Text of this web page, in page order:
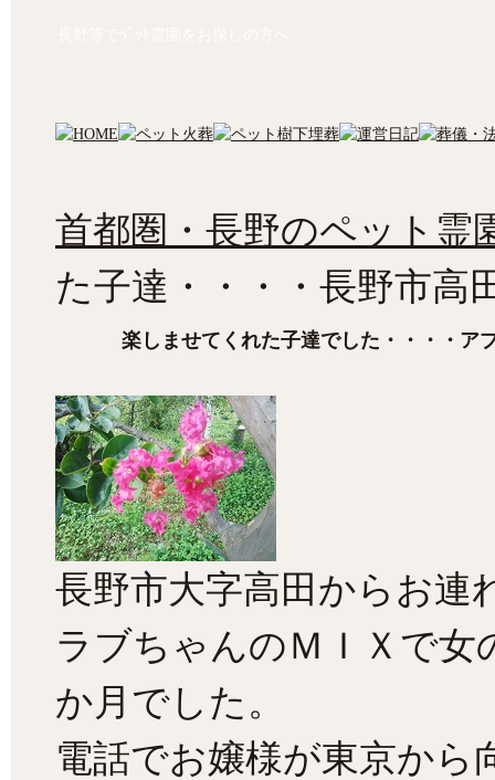
首都圏・長野のペット霊
た子達・・・・長野市
楽しませてくれた子達でした・・・・ア
長野市大字高田からお連
ラブちゃんのＭＩＸで女
か月でした。
電話でお嬢様が東京か